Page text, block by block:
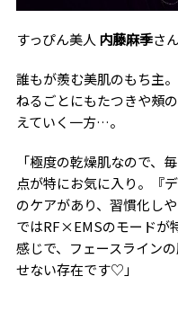
すっぴん美人 内藤麻季さ
誰もが羨む美肌のもち主
ねるごとにもたつきや頰
えていく一方…。
「極度の乾燥肌なので、
点が特にお気に入り。『
のケアがあり、習慣化し
ではRF×EMSのモードが
感じで、フェースライン
せない存在です♡」